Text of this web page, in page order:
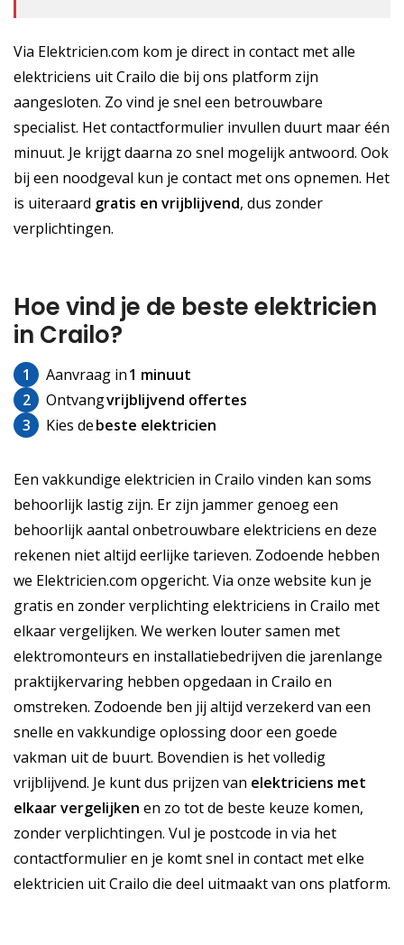
Via Elektricien.com kom je direct in contact met alle
elektriciens uit Crailo die bij ons platform zijn
aangesloten. Zo vind je snel een betrouwbare
specialist. Het contactformulier invullen duurt maar één
minuut. Je krijgt daarna zo snel mogelijk antwoord. Ook
bij een noodgeval kun je contact met ons opnemen. Het
is uiteraard gratis en vrijblijvend, dus zonder
verplichtingen.
Hoe vind je de beste elektricien
in Crailo?
1 Aanvraag in1 minuut
2
Ontvangvrijblijvend offertes
3
Kies debeste elektricien
Een vakkundige elektricien in Crailo vinden kan soms
behoorlijk lastig zijn. Er zijn jammer genoeg een
behoorlijk aantal onbetrouwbare elektriciens en deze
rekenen niet altijd eerlijke tarieven. Zodoende hebben
we Elektricien.com opgericht. Via onze website kun je
gratis en zonder verplichting elektriciens in Crailo met
elkaar vergelijken. We werken louter samen met
elektromonteurs en installatiebedrijven die jarenlange
praktijkervaring hebben opgedaan in Crailo en
omstreken. Zodoende ben jij altijd verzekerd van een
snelle en vakkundige oplossing door een goede
vakman uit de buurt. Bovendien is het volledig
vrijblijvend. Je kunt dus prijzen van elektriciens met
elkaar vergelijken en zo tot de beste keuze komen,
zonder verplichtingen. Vul je postcode in via het
contactformulier en je komt snel in contact met elke
elektricien uit Crailo die deel uitmaakt van ons platform.